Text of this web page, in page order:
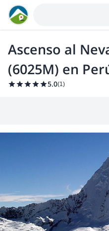
Ascenso al
(6025M) en
5.0(1)